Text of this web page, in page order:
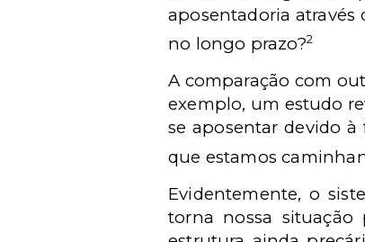
aposentadoria através
no longo prazo?2
A comparação com
exemplo, um estudo
se aposentar devido à
que estamos
Evidentemente, o
torna nossa